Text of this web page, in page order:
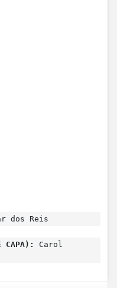
dos Reis
CAPA):
Carol